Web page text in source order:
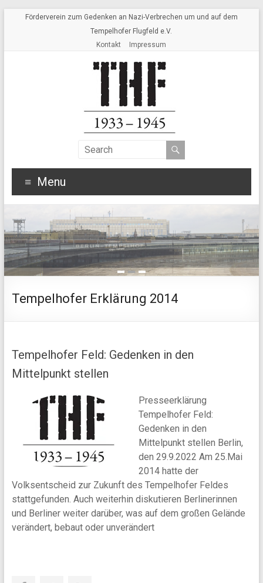
Förderverein zum Gedenken an Nazi-Verbrechen um und auf dem
Tempelhofer Flugfeld e.V.
Kontakt
Impressum
Menu
1 2 3
Tempelhofer Erklärung 2014
Tempelhofer Feld: Gedenken in den
Mittelpunkt stellen
Presseerklärung
Tempelhofer Feld:
Gedenken in den
Mittelpunkt stellen Berlin,
den 29.9.2022 Am 25.Mai
2014 hatte der
Volksentscheid zur Zukunft des Tempelhofer Feldes
stattgefunden. Auch weiterhin diskutieren Berlinerinnen
und Berliner weiter darüber, was auf dem großen Gelände
verändert, bebaut oder unverändert